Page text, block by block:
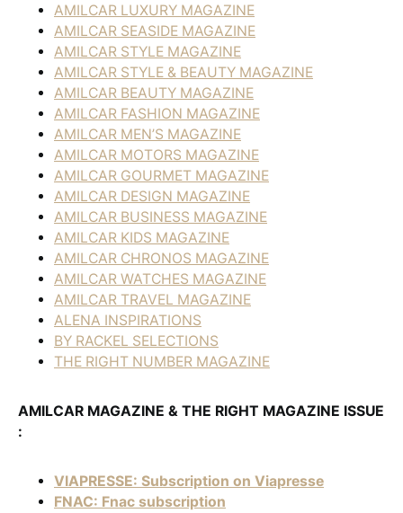
AMILCAR LUXURY MAGAZINE
AMILCAR SEASIDE MAGAZINE
AMILCAR STYLE MAGAZINE
AMILCAR STYLE & BEAUTY MAGAZINE
AMILCAR BEAUTY MAGAZINE
AMILCAR FASHION MAGAZINE
AMILCAR MEN’S MAGAZINE
AMILCAR MOTORS MAGAZINE
AMILCAR GOURMET MAGAZINE
AMILCAR DESIGN MAGAZINE
AMILCAR BUSINESS MAGAZINE
AMILCAR KIDS MAGAZINE
AMILCAR CHRONOS MAGAZINE
AMILCAR WATCHES MAGAZINE
AMILCAR TRAVEL MAGAZINE
ALENA INSPIRATIONS
BY RACKEL SELECTIONS
THE RIGHT NUMBER MAGAZINE
AMILCAR MAGAZINE & THE RIGHT MAGAZINE ISSUE
:
VIAPRESSE: Subscription on Viapresse
FNAC: Fnac subscription